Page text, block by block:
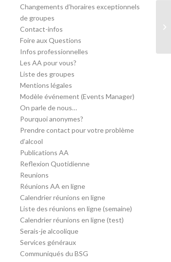
Changements d’horaires exceptionnels
de groupes
Contact-infos
Foire aux Questions
Infos professionnelles
Les AA pour vous?
Liste des groupes
Mentions légales
Modèle événement (Events Manager)
On parle de nous…
Pourquoi anonymes?
Prendre contact pour votre problème
d’alcool
Publications AA
Reflexion Quotidienne
Reunions
Réunions AA en ligne
Calendrier réunions en ligne
Liste des réunions en ligne (semaine)
Calendrier réunions en ligne (test)
Serais-je alcoolique
Services généraux
Communiqués du BSG